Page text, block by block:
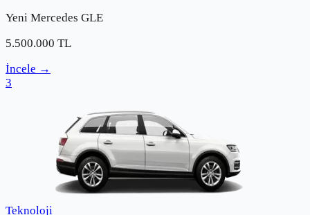
Yeni Mercedes GLE
5.500.000 TL
İncele →
3
Teknoloji